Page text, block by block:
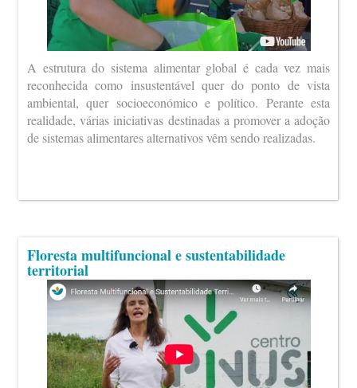
A estrutura do sistema alimentar global é cada vez mais
reconhecida como insustentável quer do ponto de vista
ambiental, quer socioeconómico e político. Perante esta
realidade, várias iniciativas destinadas a promover a adoção
de sistemas alimentares alternativos vêm sendo realizadas.
Floresta multifuncional e sustentabilidade
territorial